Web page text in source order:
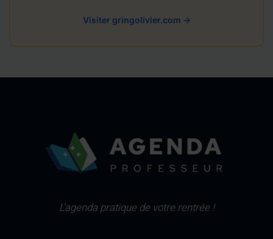
Visiter gringolivier.com →
L'agenda pratique de votre rentrée !